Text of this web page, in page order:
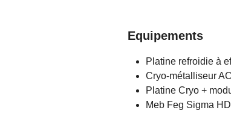
Equipements
Platine refroidie à
Cryo-métalliseur
Platine Cryo +
Meb Feg Sigma